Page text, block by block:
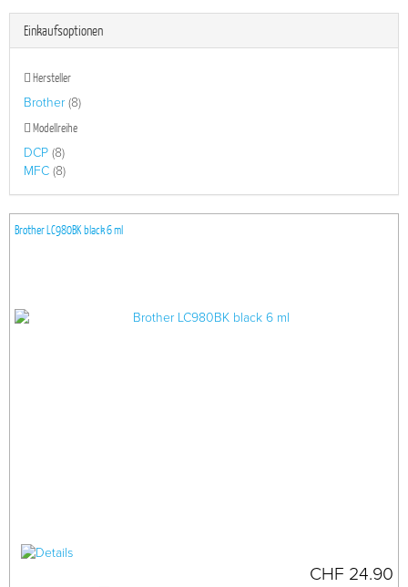
Einkaufsoptionen
Hersteller
Brother(8)
Modellreihe
DCP (8)
MFC (8)
Brother LC980BK black 6 ml
CHF 24.90